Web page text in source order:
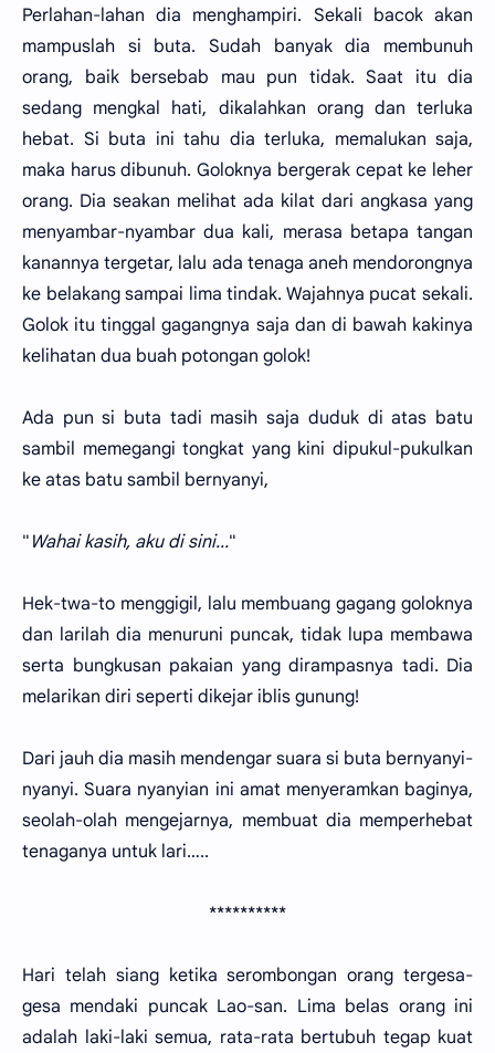
Perlahan-lahan dia menghampiri. Sekali bacok akan
mampuslah si buta. Sudah banyak dia membunuh
orang, baik bersebab mau pun tidak. Saat itu dia
sedang mengkal hati, dikalahkan orang dan terluka
hebat. Si buta ini tahu dia terluka, memalukan saja,
maka harus dibunuh. Goloknya bergerak cepat ke leher
orang. Dia seakan melihat ada kilat dari angkasa yang
menyambar-nyambar dua kali, merasa betapa tangan
kanannya tergetar, lalu ada tenaga aneh mendorongnya
ke belakang sampai lima tindak. Wajahnya pucat sekali.
Golok itu tinggal gagangnya saja dan di bawah kakinya
kelihatan dua buah potongan golok!
Ada pun si buta tadi masih saja duduk di atas batu
sambil memegangi tongkat yang kini dipukul-pukulkan
ke atas batu sambil bernyanyi,
" Wahai kasih, aku di sini..."
Hek-twa-to menggigil, lalu membuang gagang goloknya
dan larilah dia menuruni puncak, tidak lupa membawa
serta bungkusan pakaian yang dirampasnya tadi. Dia
melarikan diri seperti dikejar iblis gunung!
Dari jauh dia masih mendengar suara si buta bernyanyi-
nyanyi. Suara nyanyian ini amat menyeramkan baginya,
seolah-olah mengejarnya, membuat dia memperhebat
tenaganya untuk lari…..
**********
Hari telah siang ketika serombongan orang tergesa-
gesa mendaki puncak Lao-san. Lima belas orang ini
adalah laki-laki semua, rata-rata bertubuh tegap kuat